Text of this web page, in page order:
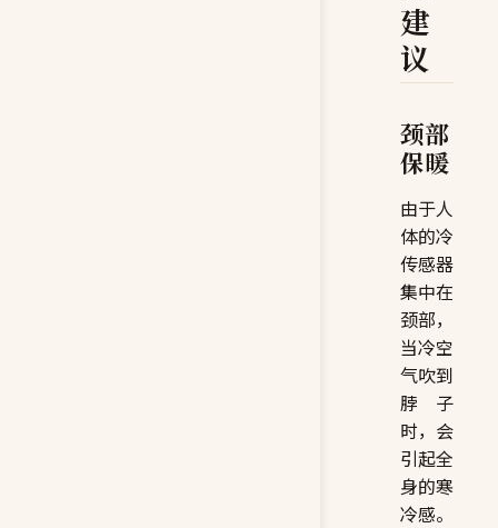
建
议
颈部
保暖
由于人
体的冷
传感器
集中在
颈部，
当冷空
气吹到
脖子
时，会
引起全
身的寒
冷感。